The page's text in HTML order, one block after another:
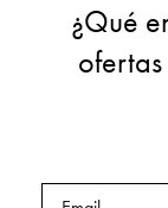
¿Qué